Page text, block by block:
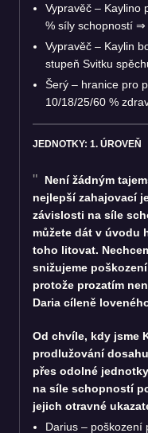
Vypravěč – Kaylino
% síly schopností ⇒
Vypravěč – Kaylin
stupeň Svitku
Šerý – hranice pro
10/18/25/60 %
JEDNOTKY: 1. ÚROVEŇ
Není žádným
nejlepší zahajovací
závislosti na síle
můžete dát v úvodu
toho litovat.
snižujeme
protože prozatím
Daria cíleně
Od chvíle, kdy jsme
prodlužování
přes odolné
na síle schopností
jejich otravné
Darius – poškození